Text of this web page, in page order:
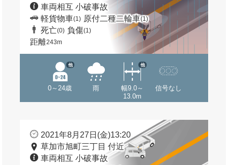
車両相互 小破事故
軽貨物車(1) 原付二種二輪車(1)
死亡(0) 負傷(1)
距離243m
0～24歳
他
雨
幅9.0～
13.0m
他
信号なし
2021年8月27日(金)13:20
草加市旭町三丁目 付近
車両相互 小破事故